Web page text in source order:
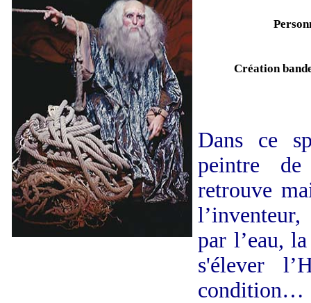
Création
Dans ce
peintre
retrouve
par l’eau,
s'élever
condition…